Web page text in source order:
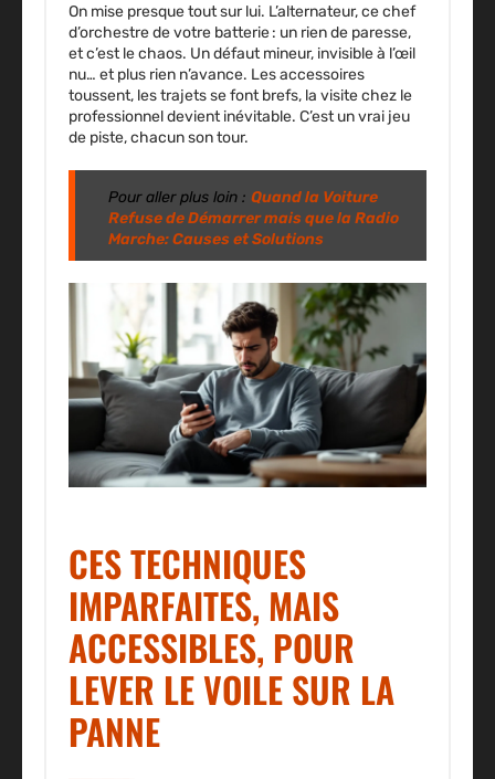
On mise presque tout sur lui. L’alternateur, ce chef
d’orchestre de votre batterie : un rien de paresse,
et c’est le chaos. Un défaut mineur, invisible à l’œil
nu… et plus rien n’avance. Les accessoires
toussent, les trajets se font brefs, la visite chez le
professionnel devient inévitable. C’est un vrai jeu
de piste, chacun son tour.
Pour aller plus loin : Quand la Voiture
Refuse de Démarrer mais que la Radio
Marche: Causes et Solutions
CES TECHNIQUES
IMPARFAITES, MAIS
ACCESSIBLES, POUR
LEVER LE VOILE SUR LA
PANNE